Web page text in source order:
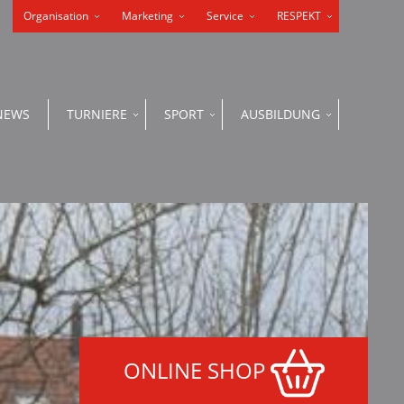
Organisation Marketing Service RESPEKT
TURNIERE SPORT AUSBILDUNG
ONLINE SHOP